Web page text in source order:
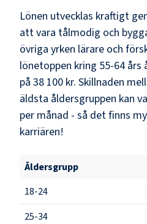
Lönen utvecklas kraftigt
att vara tålmodig och
övriga yrken lärare och
lönetoppen kring 55-64 års
på 38 100 kr. Skillnaden
äldsta åldersgruppen kan
per månad - så det finns
karriären!
Åldersgrupp
18-24
25-34